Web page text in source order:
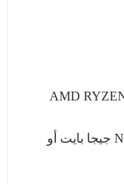
الرسومات: NVIDIA GEFORCE GTX 1060 3 جيجا بايت أو